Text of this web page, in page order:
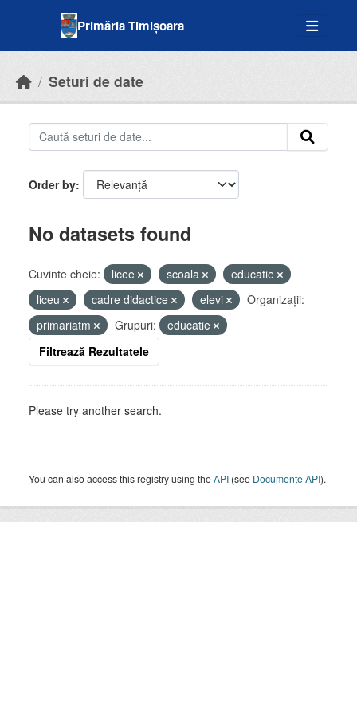
Primăria Timișoara
Seturi de date
Order by
No datasets found
Cuvinte cheie: licee scoala
educatie
liceu
cadre didactice elevi
Organizații:
primariatm
Grupuri:
educatie
Filtrează Rezultatele
Please try another search.
You can also access this registry using theAPI (see Documente API).